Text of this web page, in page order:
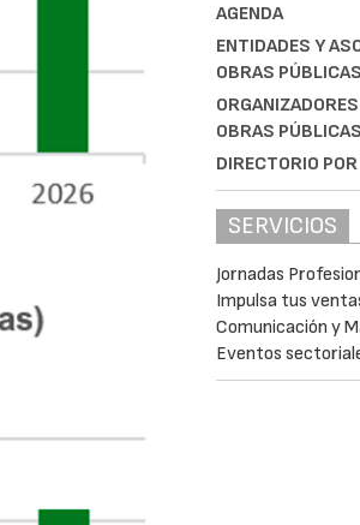
AGENDA
ENTIDADES Y
OBRAS PÚBLICAS
OBRAS
DIRECTORIO
SERVICIOS
Jornadas
Impulsa tus
Comunicación y
Eventos